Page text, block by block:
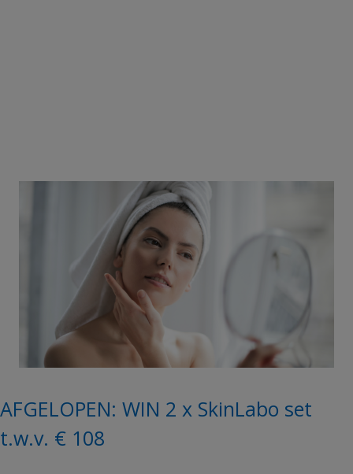
AFGELOPEN: WIN 2 x SkinLabo set
t.w.v. € 108